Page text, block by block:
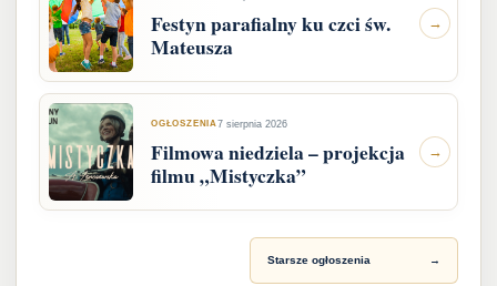
Festyn parafialny ku czci św.
Mateusza
→
OGŁOSZENIA 7 sierpnia 2026
Filmowa niedziela – projekcja
filmu „Mistyczka”
→
Starsze ogłoszenia →